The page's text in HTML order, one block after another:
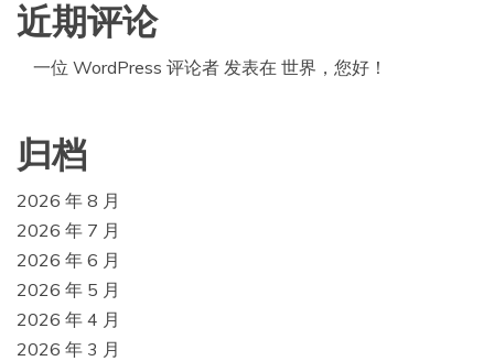
近期评论
一位 WordPress 评论者 发表在 世界，您好！
归档
2026 年 8 月
2026 年 7 月
2026 年 6 月
2026 年 5 月
2026 年 4 月
2026 年 3 月